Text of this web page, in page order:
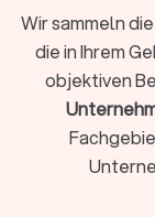
Baufinanzierung
Expertise
Qualifikation
Kosten für
Expertise
Wir sammeln
die in Ihrem
objektiven